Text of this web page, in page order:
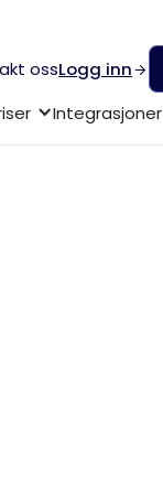
ossLogg inn
Integrasjoner